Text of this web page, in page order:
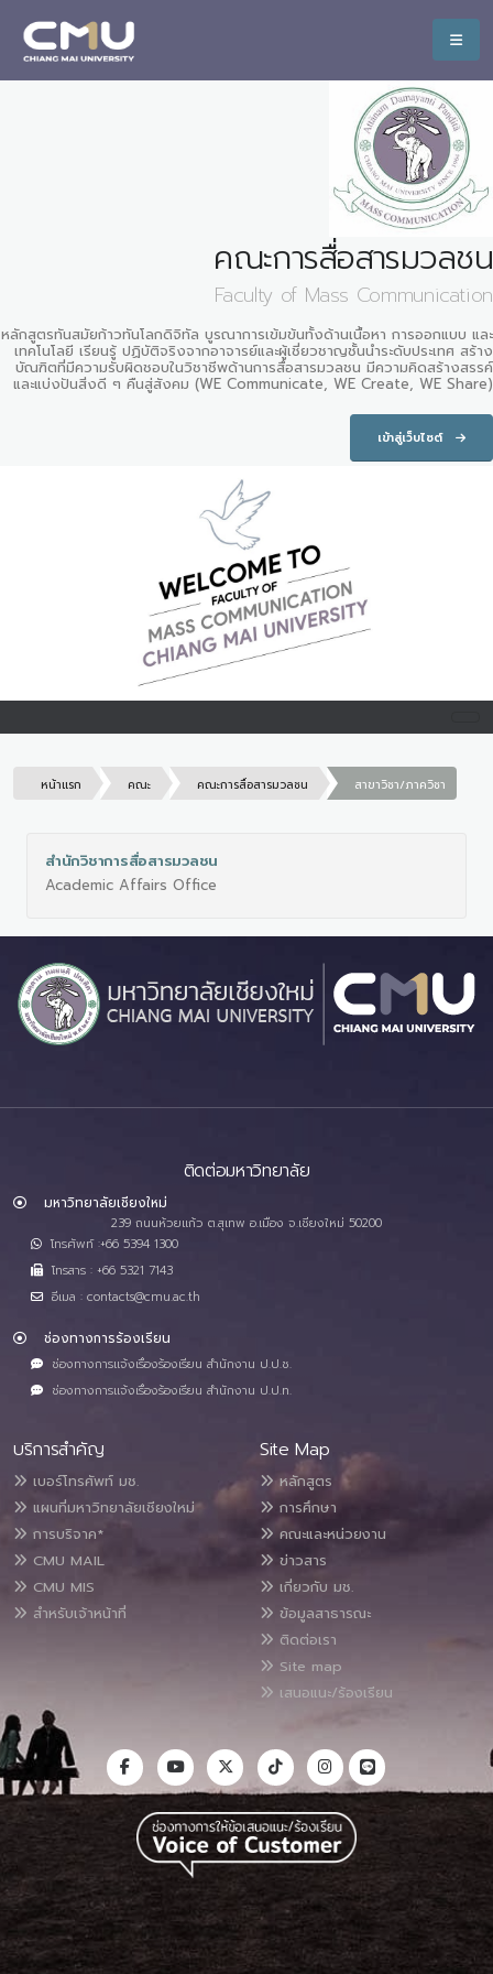
คณะการสื่อสารมวลชน
Faculty of Mass Communication
หลักสูตรทันสมัยก้าวทันโลกดิจิทัล บูรณาการเข้มข้นทั้งด้านเนื้อหา การออกแบบ และ
เทคโนโลยี เรียนรู้ ปฏิบัติจริงจากอาจารย์และผู้เชี่ยวชาญชั้นนำระดับประเทศ สร้าง
บัณฑิตที่มีความรับผิดชอบในวิชาชีพด้านการสื่อสารมวลชน มีความคิดสร้างสรรค์
และแบ่งปันสิ่งดี ๆ คืนสู่สังคม (WE Communicate, WE Create, WE Share)
เข้าสู่เว็บไซต์
หน้าแรก คณะ คณะการสื่อสารมวลชน สาขาวิชา/ภาควิชา
สำนักวิชาการสื่อสารมวลชน
Academic Affairs Office
ติดต่อมหาวิทยาลัย
มหาวิทยาลัยเชียงใหม่
239 ถนนห้วยแก้ว ต.สุเทพ อ.เมือง จ.เชียงใหม่ 50200
โทรศัพท์ :+66 5394 1300
โทรสาร : +66 5321 7143
อีเมล : contacts@cmu.ac.th
ช่องทางการร้องเรียน
ช่องทางการแจ้งเรื่องร้องเรียน สำนักงาน ป.ป.ช.
ช่องทางการแจ้งเรื่องร้องเรียน สำนักงาน ป.ป.ท.
บริการสำคัญ
เบอร์โทรศัพท์ มช.
แผนที่มหาวิทยาลัยเชียงใหม่
การบริจาค*
CMU MAIL
CMU MIS
สำหรับเจ้าหน้าที่
Site Map
หลักสูตร
การศึกษา
คณะและหน่วยงาน
ข่าวสาร
เกี่ยวกับ มช.
ข้อมูลสาธารณะ
ติดต่อเรา
Site map
เสนอแนะ/ร้องเรียน